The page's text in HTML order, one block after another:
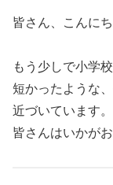
皆さん、こんに
もう少しで小学
短かったような
近づいています。
皆さんはいかが